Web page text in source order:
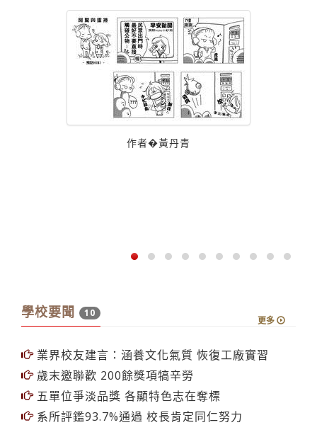
作者�黃丹青
學校要聞 10
更多
業界校友建言：涵養文化氣質 恢復工廠實習
歲末邀聯歡 200餘獎項犒辛勞
五單位爭淡品獎 各顯特色志在奪標
系所評鑑93.7%通過 校長肯定同仁努力